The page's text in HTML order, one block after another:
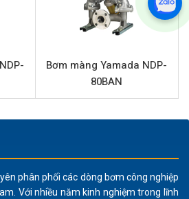
Yamada NDP-15BAT
Yamada
1/4” (Kết nối ren)
1/2” (Kết nối ren)
Bơm màng Yamada NDP-
80BAN
phân phối các dòng bơm công nghiệp
Với nhiều năm kinh nghiệm trong lĩnh